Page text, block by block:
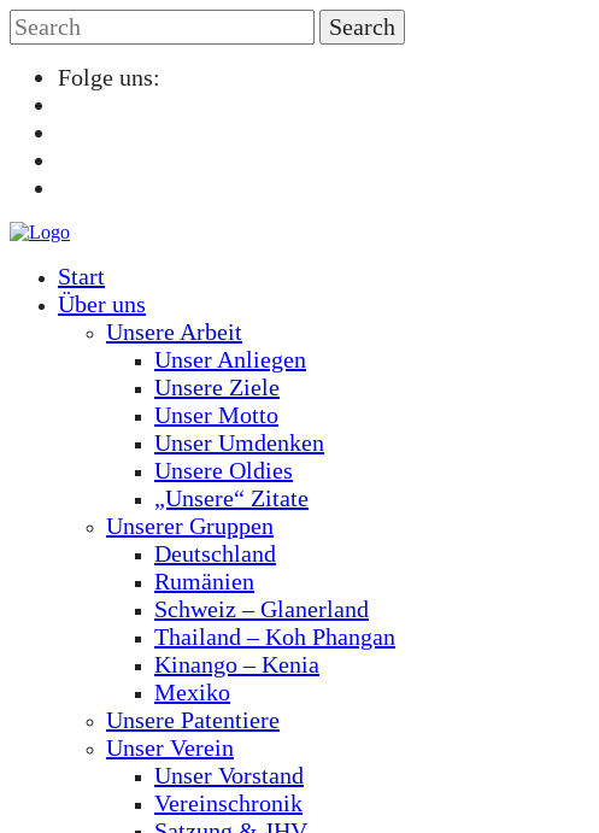
Folge uns:
Start
Über uns
Unsere Arbeit
Unser Anliegen
Unsere Ziele
Unser Motto
Unser Umdenken
Unsere Oldies
„Unsere“ Zitate
Unserer Gruppen
Deutschland
Rumänien
Schweiz – Glanerland
Thailand – Koh Phangan
Kinango – Kenia
Mexiko
Unsere Patentiere
Unser Verein
Unser Vorstand
Vereinschronik